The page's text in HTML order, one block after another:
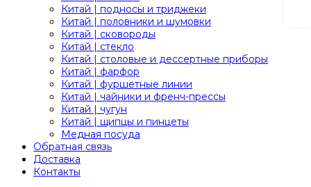
Китай | подносы и триджеки
Китай | половники и шумовки
Китай | сковороды
Китай | стекло
Китай | столовые и дессертные приборы
Китай | фарфор
Китай | фуршетные линии
Китай | чайники и френч-прессы
Китай | чугун
Китай | щипцы и пинцеты
Медная посуда
Обратная связь
Доставка
Контакты